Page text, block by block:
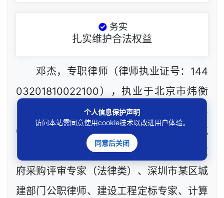
务实
扎实维护合法权益
邓杰，专职律师（律师执业证号：144
03201810022100），执业于北京市炜衡
（深圳）律师事务所（律所执业证号：244
03200511032007）。邓杰律师现（或
曾）兼任深圳市人民政府听证员、深圳市政
府采购评审专家（法律类）、深圳市某区城
建部门公职律师、建设工程定标专家、计算
个人信息保护声明
访问本站需同意使用cookie技术以改进用户体验。
同意后关闭